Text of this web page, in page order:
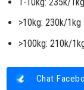
>10kg: 230k/1kg
>100kg: 210k/
Chat